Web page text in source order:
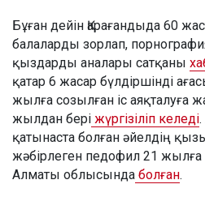
Бұған дейін Қарағандыда 60
балаларды зорлап, порнография
қыздарды аналары сатқаны
қатар 6 жасар бүлдіршінді
жылға созылған іс аяқталуға
жылдан бері жүргізіліп келеді
қатынаста болған әйелдің
жәбірлеген педофил 21 жылға
Алматы облысында болған.